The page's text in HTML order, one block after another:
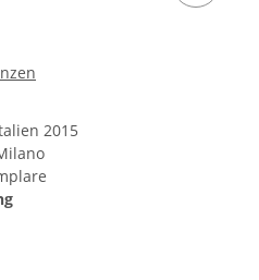
2015